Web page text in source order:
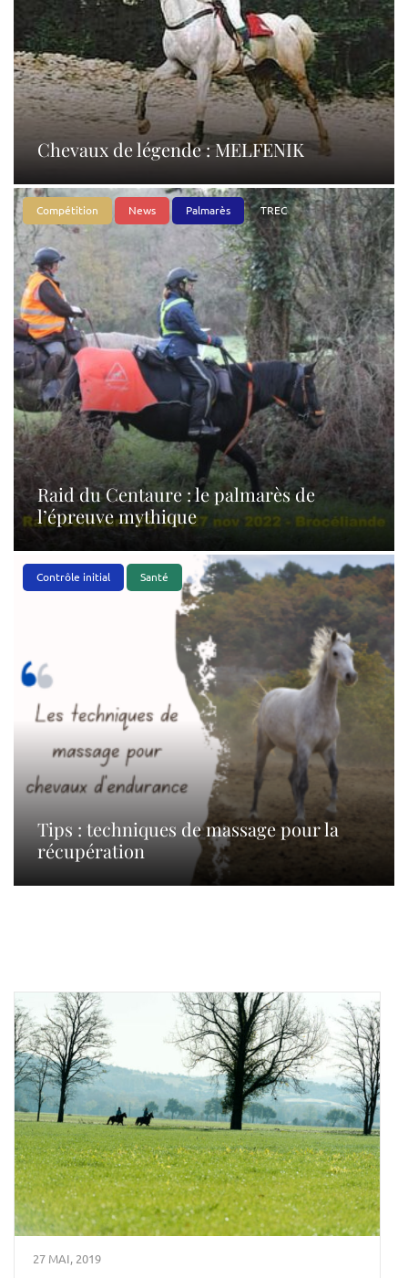
Chevaux de légende : MELFENIK
Compétition News Palmarès TREC
Raid du Centaure : le palmarès de
l’épreuve mythique
Contrôle initial Santé
Tips : techniques de massage pour la
récupération
27 MAI, 2019